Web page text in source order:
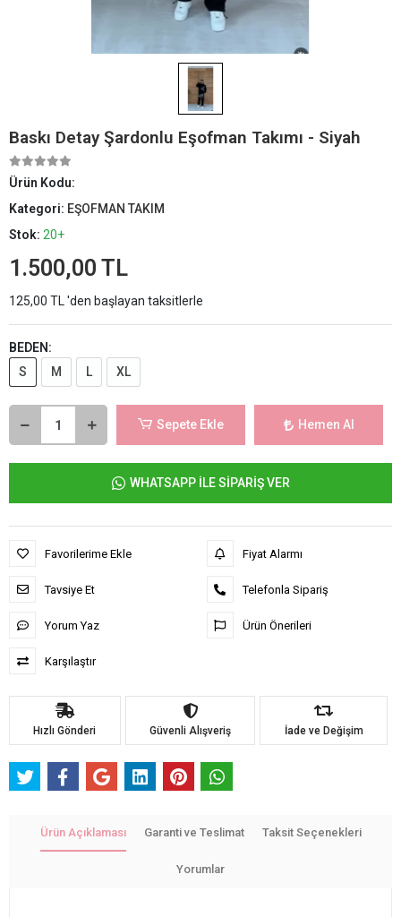
Baskı Detay Şardonlu Eşofman Takımı - Siyah
Ürün Kodu:
Kategori: EŞOFMAN TAKIM
Stok: 20+
1.500,00 TL
125,00 TL 'den başlayan taksitlerle
BEDEN:
S
M L XL
Sepete Ekle Hemen Al
WHATSAPP İLE SİPARİŞ VER
Favorilerime Ekle
Tavsiye Et
Yorum Yaz
Karşılaştır
Fiyat Alarmı
Telefonla Sipariş
Ürün Önerileri
Hızlı Gönderi Güvenli Alışveriş İade ve Değişim
Ürün Açıklaması Garanti ve Teslimat Taksit Seçenekleri
Yorumlar